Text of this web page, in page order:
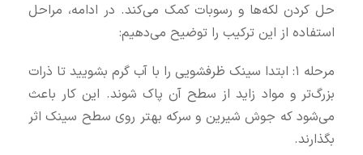
حل کردن لکه‌ها و رسوبات کمک می‌کند. در ادامه، مراحل
استفاده از این ترکیب را توضیح می‌دهیم:
مرحله ۱: ابتدا سینک ظرفشویی را با آب گرم بشویید تا ذرات
بزرگ‌تر و مواد زاید از سطح آن پاک شوند. این کار باعث
می‌شود که جوش شیرین و سرکه بهتر روی سطح سینک اثر
بگذارند.